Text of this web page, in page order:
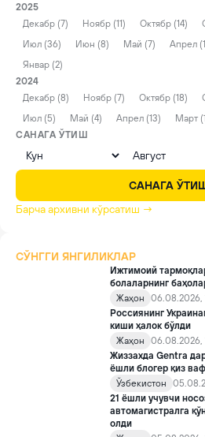
2025
Декабр (7)
Ноябр (11) Октябр (14)
Июл (36)
Июн (8) Май (7) Апрел
Январ (2)
2024
Декабр (8)
Ноябр (7) Октябр (18)
Июл (5)
Май (4) Апрел (13)
Март
САНАГА ЎТИШ
САНАГА
Барча архивни кўрсатиш →
СЎНГГИ ЯНГИЛИКЛАР
Ижтимоий
болаларнинг
Жаҳон
06.08.2026,
Россиянинг
киши ҳалок бўлди
Жаҳон
06.08.2026,
Жиззахда Gentra
ёшли блогер қиз
Ўзбекистон
21 ёшли учувчи
автомагистралга
олди